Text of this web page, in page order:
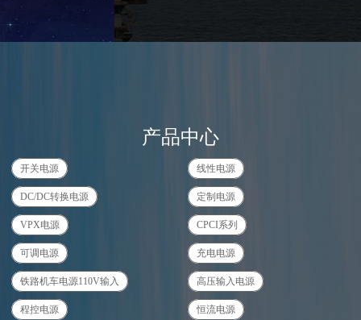
产品中心
开关电源 线性电源
DC/DC转换电源 定制电源
VPX电源 CPCI系列
可调电源 充电电源
铁路机车电源110V输入 高压输入电源
程控电源 恒流电源